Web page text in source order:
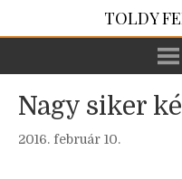
TOLDY
Nagy siker
2016. február 10.